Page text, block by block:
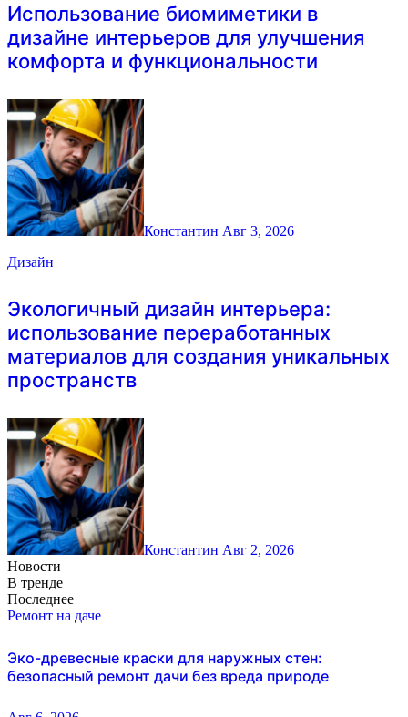
Использование биомиметики в
дизайне интерьеров для улучшения
комфорта и функциональности
Константин Авг 3, 2026
Дизайн
Экологичный дизайн интерьера:
использование переработанных
материалов для создания уникальных
пространств
Константин Авг 2, 2026
Новости
В тренде
Последнее
Ремонт на даче
Эко-древесные краски для наружных стен:
безопасный ремонт дачи без вреда природе